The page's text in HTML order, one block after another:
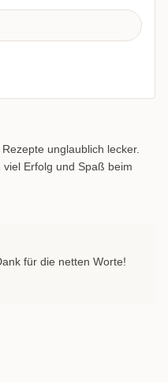
unglaublich lecker.
Erfolg und Spaß beim
für die netten Worte!